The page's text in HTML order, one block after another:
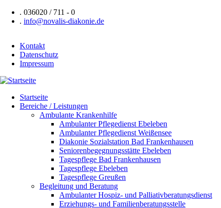
Direkt
zum
. 036020 / 711 - 0
. info@novalis-diakonie.de
Header
Navigation
Kontakt
Datenschutz
Impressum
Hauptnavigation
Startseite
Bereiche / Leistungen
Ambulante Krankenhilfe
Ambulanter Pflegedienst Ebeleben
Ambulanter Pflegedienst Weißensee
Diakonie Sozialstation Bad Frankenhausen
Seniorenbegegnungsstätte Ebeleben
Tagespflege Bad Frankenhausen
Tagespflege Ebeleben
Tagespflege Greußen
Begleitung und Beratung
Ambulanter Hospiz- und Palliativberatungsdienst
Erziehungs- und Familienberatungsstelle